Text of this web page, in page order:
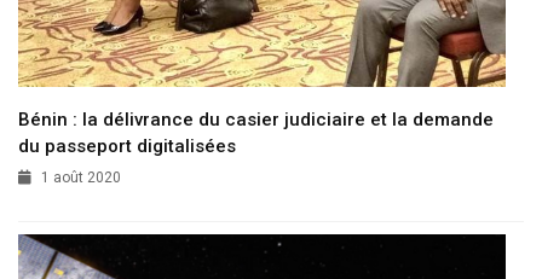
Bénin : la délivrance du casier judiciaire et la demande
du passeport digitalisées
1 août 2020